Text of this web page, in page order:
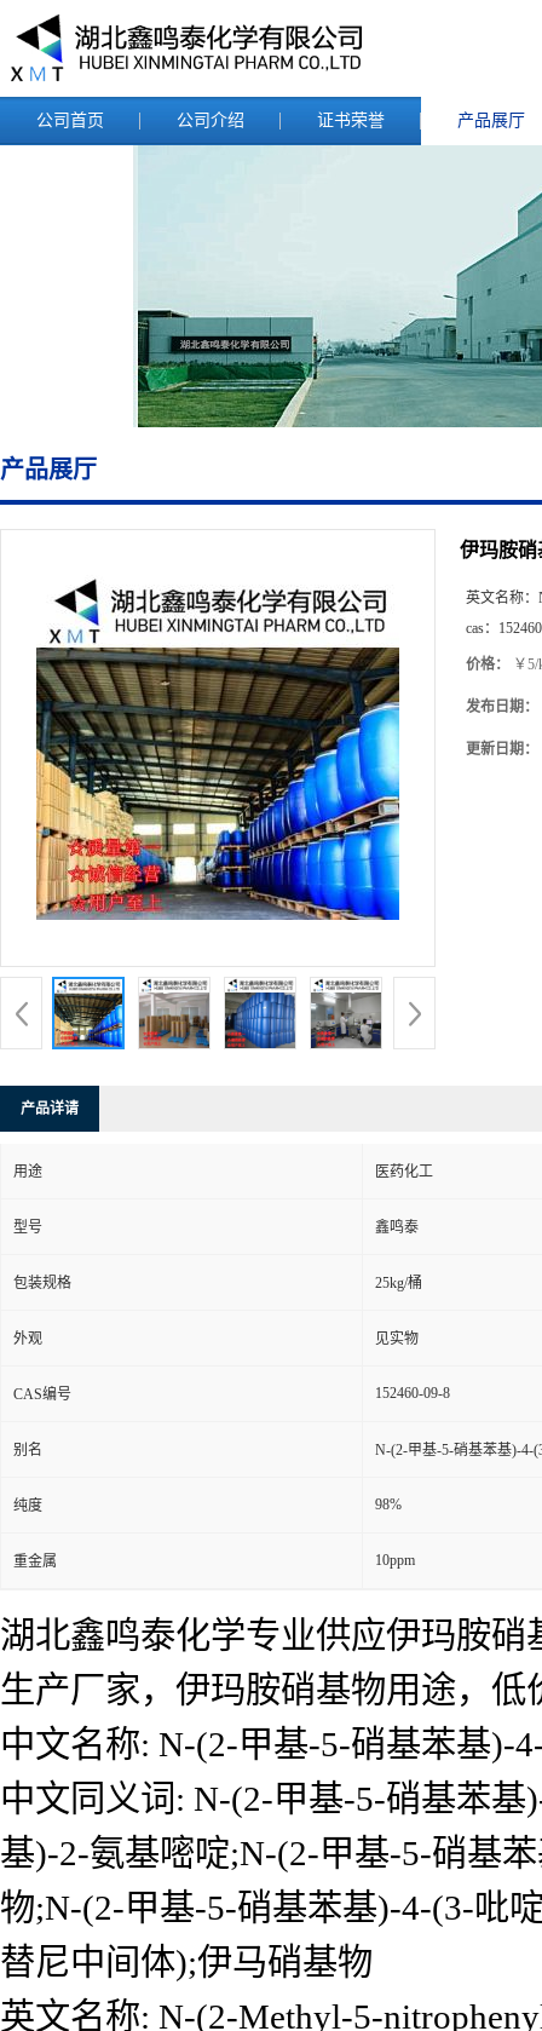
公司首页 公司介绍 证书荣誉 产品展厅
产品展厅
伊玛胺硝
英文名称：
cas：
价格： ￥5/
发布日期：
更新日期：
产品详请
用途 医药化工
型号 鑫鸣泰
包装规格 25kg/桶
外观 见实物
CAS编号 152460-09-8
别名 N-(2-甲基-5-硝基苯基)-4-
纯度 98%
重金属 10ppm
湖北鑫鸣泰化学专业供应伊玛胺
生产厂家，伊玛胺硝基物用途，
中文名称: N-(2-甲基-5-硝基苯基)-
中文同义词: N-(2-甲基-5-硝基苯
基)-2-氨基嘧啶;N-(2-甲基-5-硝基
物;N-(2-甲基-5-硝基苯基)-4-(3-吡
替尼中间体);伊马硝基物
英文名称: N-(2-Methyl-5-